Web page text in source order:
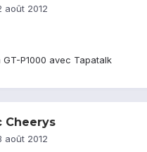
août 2012
P1000 avec Tapatalk
Cheerys
août 2012